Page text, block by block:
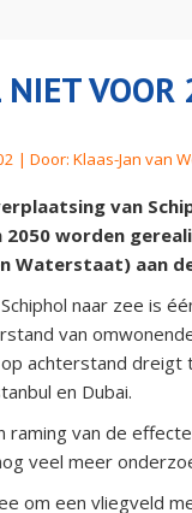
| Door: Klaas-Jan van
verplaatsing van
worden
Waterstaat) aan
naar zee is
van
achterstand
en Dubai.
raming van de
veel meer
om een vliegveld